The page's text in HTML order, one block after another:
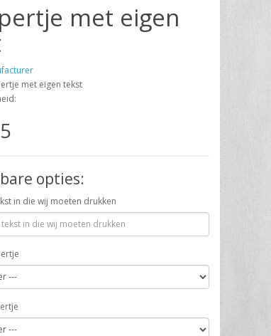
met eigen
met eigen tekst
opties:
in die wij moeten drukken